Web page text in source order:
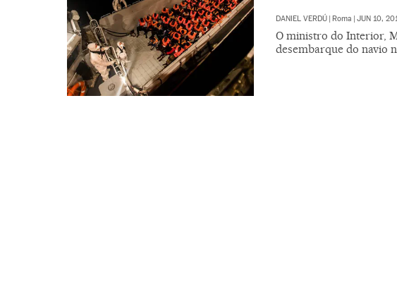
DANIEL VERDÚ Roma JUN 10,
O ministro do Interior,
desembarque do navio